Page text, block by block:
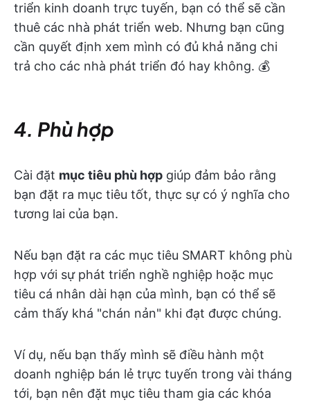
triển kinh doanh trực tuyến, bạn có thể sẽ cần
thuê các nhà phát triển web. Nhưng bạn cũng
cần quyết định xem mình có đủ khả năng chi
trả cho các nhà phát triển đó hay không. 💰
4. Phù hợp
Cài đặt mục tiêu phù hợp giúp đảm bảo rằng
bạn đặt ra mục tiêu tốt, thực sự có ý nghĩa cho
tương lai của bạn.
Nếu bạn đặt ra các mục tiêu SMART không phù
hợp với sự phát triển nghề nghiệp hoặc mục
tiêu cá nhân dài hạn của mình, bạn có thể sẽ
cảm thấy khá "chán nản" khi đạt được chúng.
Ví dụ, nếu bạn thấy mình sẽ điều hành một
doanh nghiệp bán lẻ trực tuyến trong vài tháng
tới, bạn nên đặt mục tiêu tham gia các khóa